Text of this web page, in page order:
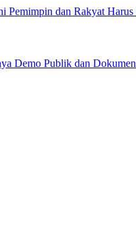
Pemimpin dan Rakyat Harus
Demo Publik dan